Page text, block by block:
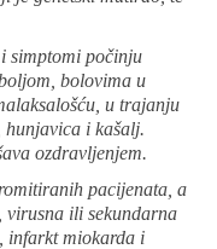
simptomi počinju
bolovima u
u trajanju
hunjavica i kašalj.
ozdravljenjem.
pacijenata, a
ili sekundarna
infarkt miokarda i